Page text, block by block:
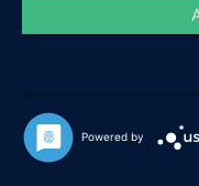
Josera Nassfutter Kitten
Mixpaket ...
Powered by